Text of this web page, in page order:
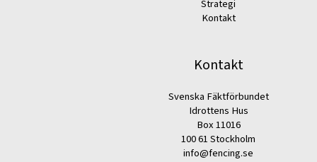
Strategi
Kontakt
Kontakt
Svenska Fäktförbundet
Idrottens Hus
Box 11016
100 61 Stockholm
info@fencing.se